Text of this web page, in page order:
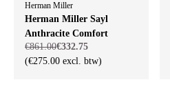
Herman Miller
Herman Miller Sayl
Anthracite Comfort
€861.00€332.75
(€275.00 excl. btw)